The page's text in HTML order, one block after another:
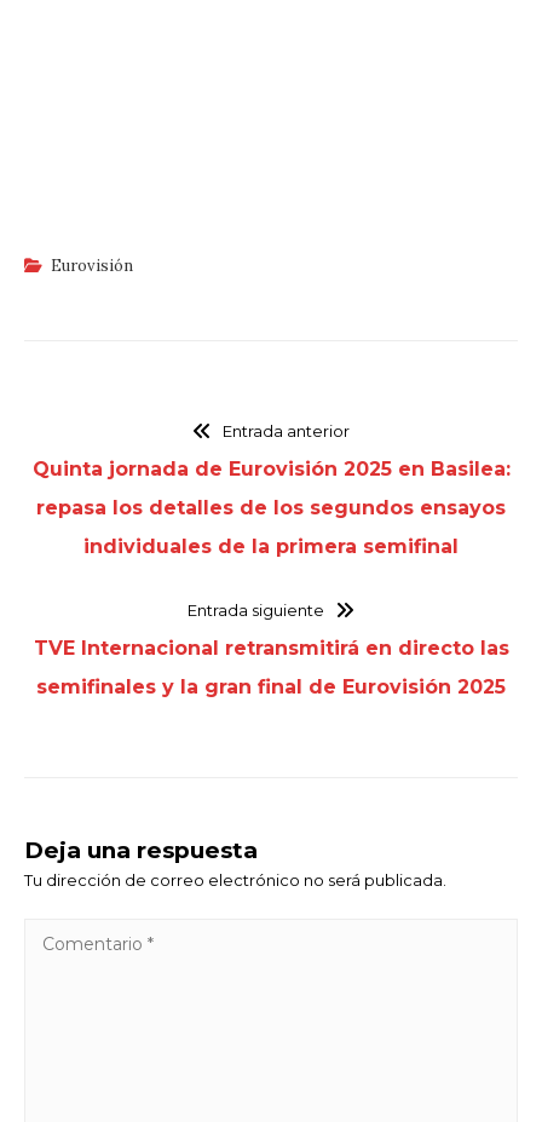
Eurovisión
Entrada anterior
Quinta jornada de Eurovisión 2025 en Basilea:
repasa los detalles de los segundos ensayos
individuales de la primera semifinal
Entrada siguiente
TVE Internacional retransmitirá en directo las
semifinales y la gran final de Eurovisión 2025
Deja una respuesta
Tu dirección de correo electrónico no será publicada.